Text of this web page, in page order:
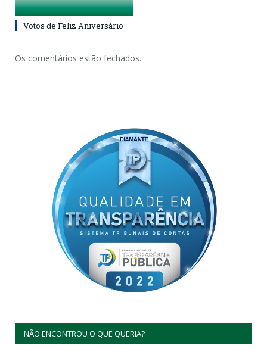
Votos de Feliz Aniversário
Os comentários estão fechados.
NÃO ENCONTROU O QUE QUERIA?